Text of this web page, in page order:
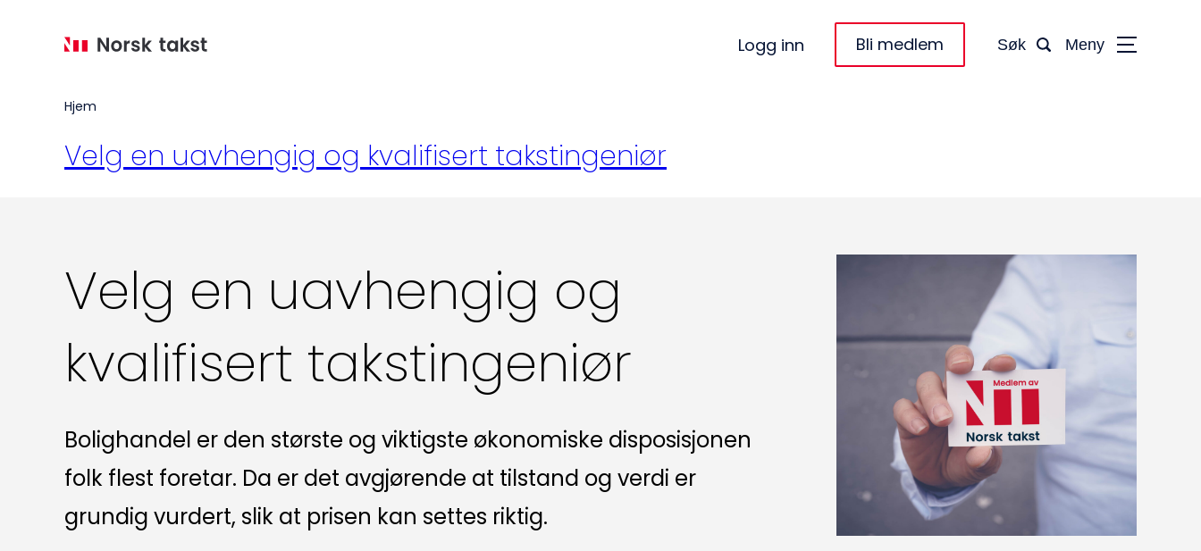
Logg inn Bli medlem Søk Meny
Hjem
Velg en uavhengig og kvalifisert takstingeniør
Velg en uavhengig og
kvalifisert takstingeniør
Bolighandel er den største og viktigste økonomiske disposisjonen
folk flest foretar. Da er det avgjørende at tilstand og verdi er
grundig vurdert, slik at prisen kan settes riktig.